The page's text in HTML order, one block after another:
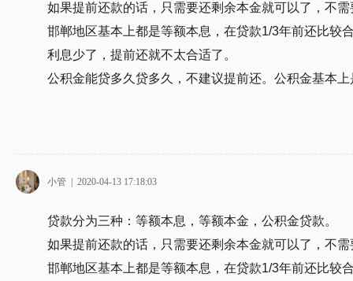
如果提前还款的话，只需要还剩余本金就可以了，不
邯郸地区基本上都是等额本息，在贷款1/3年前还比较
利息少了，提前还就不太合适了。
公积金能贷多久贷多久，不建议提前还。公积金基本
小管 2020-04-13 17:18:03
贷款分为三种：等额本息，等额本金，公积金贷款。
如果提前还款的话，只需要还剩余本金就可以了，不
邯郸地区基本上都是等额本息，在贷款1/3年前还比较